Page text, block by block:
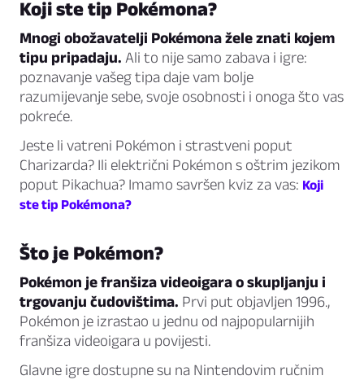
Koji ste tip Pokémona?
Mnogi obožavatelji Pokémona žele znati kojem
tipu pripadaju. Ali to nije samo zabava i igre:
poznavanje vašeg tipa daje vam bolje
razumijevanje sebe, svoje osobnosti i onoga što vas
pokreće.
Jeste li vatreni Pokémon i strastveni poput
Charizarda? Ili električni Pokémon s oštrim jezikom
poput Pikachua? Imamo savršen kviz za vas: Koji
ste tip Pokémona?
Što je Pokémon?
Pokémon je franšiza videoigara o skupljanju i
trgovanju čudovištima. Prvi put objavljen 1996.,
Pokémon je izrastao u jednu od najpopularnijih
franšiza videoigara u povijesti.
Glavne igre dostupne su na Nintendovim ručnim